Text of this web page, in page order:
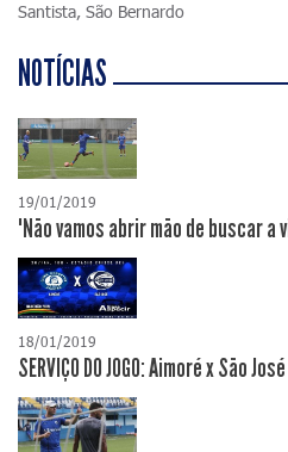
Santista, São Bernardo
NOTÍCIAS
19/01/2019
"Não vamos abrir mão de buscar a
18/01/2019
SERVIÇO DO JOGO: Aimoré x São José